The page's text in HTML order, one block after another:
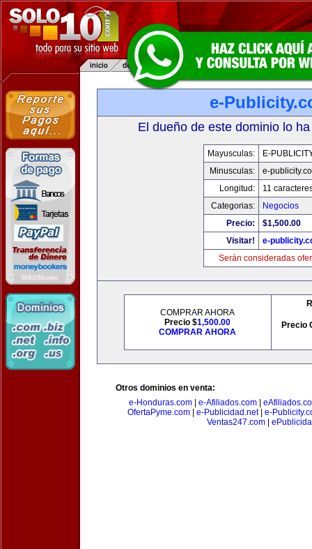
e-
El dueño de este dominio lo
Mayusculas:
E-
Minusculas:
e-
Longitud:
11
Categorias:
Negocios
Precio:
$1,500.00
Visitar!
e-
Serán consideradas
COMPRAR AHORA
Precio $1,500.00
COMPRAR AHORA
Precio
Otros dominios en venta:
e-Honduras.com| e-Afiliados.com|
OfertaPyme.com| e-Publicidad.net| e-
Ventas247.com